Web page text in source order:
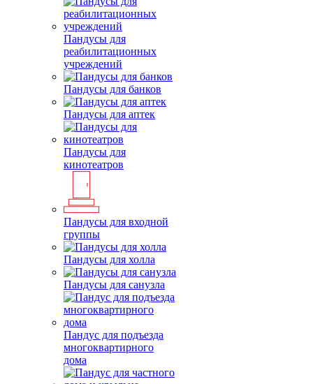
Пандусы для
реабилитационных
учреждений
Пандусы для банков
Пандусы для аптек
Пандусы для
кинотеатров
Пандусы для входной
группы
Пандусы для холла
Пандусы для санузла
Пандус для подъезда
многоквартирного
дома